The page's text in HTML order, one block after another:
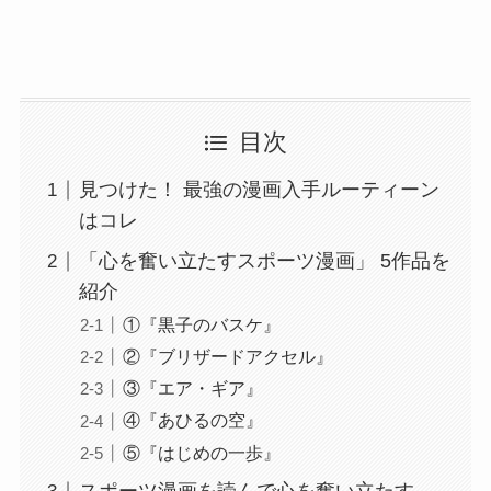
目次
見つけた！ 最強の漫画入手ルーティーン
はコレ
「心を奮い立たすスポーツ漫画」 5作品を
紹介
①『黒子のバスケ』
②『ブリザードアクセル』
③『エア・ギア』
④『あひるの空』
⑤『はじめの一歩』